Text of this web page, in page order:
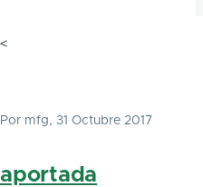
<
Por mfg, 31 Octubre 2017
aportada